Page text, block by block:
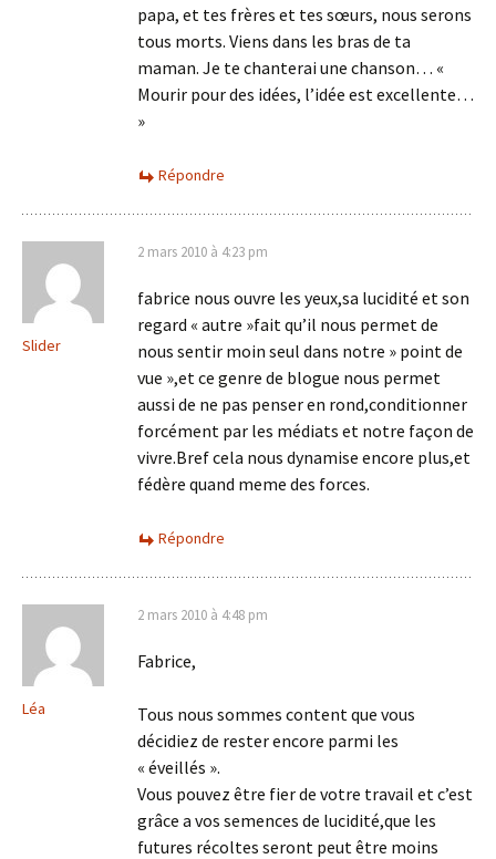
papa, et tes frères et tes sœurs, nous serons
tous morts. Viens dans les bras de ta
maman. Je te chanterai une chanson… «
Mourir pour des idées, l’idée est excellente…
»
Répondre
Slider
2 mars 2010 à 4:23 pm
fabrice nous ouvre les yeux,sa lucidité et son
regard « autre »fait qu’il nous permet de
nous sentir moin seul dans notre » point de
vue »,et ce genre de blogue nous permet
aussi de ne pas penser en rond,conditionner
forcément par les médiats et notre façon de
vivre.Bref cela nous dynamise encore plus,et
fédère quand meme des forces.
Répondre
Léa
2 mars 2010 à 4:48 pm
Fabrice,
Tous nous sommes content que vous
décidiez de rester encore parmi les
« éveillés ».
Vous pouvez être fier de votre travail et c’est
grâce a vos semences de lucidité,que les
futures récoltes seront peut être moins